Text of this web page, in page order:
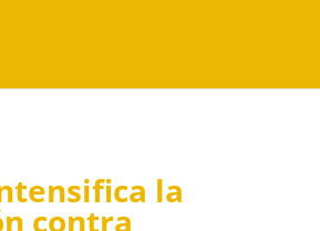
la
contra